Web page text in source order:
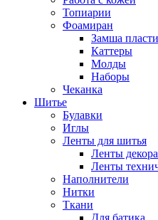
Топиарии
Фоамиран
Замша
Каттеры
Молды
Наборы
Чеканка
Шитье
Булавки
Иглы
Ленты для шитья
Ленты
Ленты
Наполнители
Нитки
Ткани
Для батика